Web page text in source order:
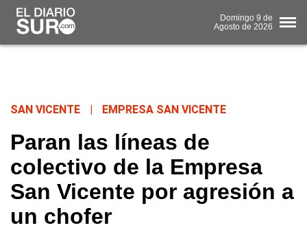
Domingo 9 de
Agosto de 2026
SAN VICENTE EMPRESA SAN VICENTE
Paran las líneas de
colectivo de la Empresa
San Vicente por agresión a
un chofer